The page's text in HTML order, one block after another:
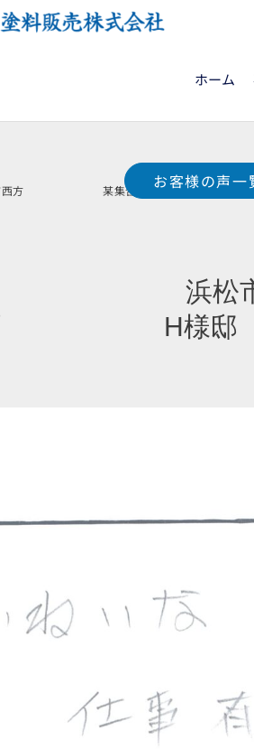
ホーム
西方 某集合住宅お客様の声一
工 浜松市中
H様邸